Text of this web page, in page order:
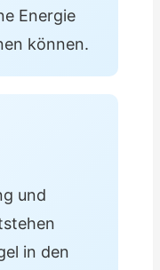
Energie
können.
und
in den